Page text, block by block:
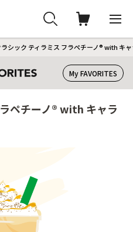
ラシック ティラミス フラペチーノ® with キ
My FAVORITES
ペチーノ® with キャラ